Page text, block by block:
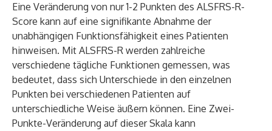
Eine Veränderung von nur 1-2 Punkten des ALSFRS-R-
Score kann auf eine signifikante Abnahme der
unabhängigen Funktionsfähigkeit eines Patienten
hinweisen. Mit ALSFRS-R werden zahlreiche
verschiedene tägliche Funktionen gemessen, was
bedeutet, dass sich Unterschiede in den einzelnen
Punkten bei verschiedenen Patienten auf
unterschiedliche Weise äußern können. Eine Zwei-
Punkte-Veränderung auf dieser Skala kann